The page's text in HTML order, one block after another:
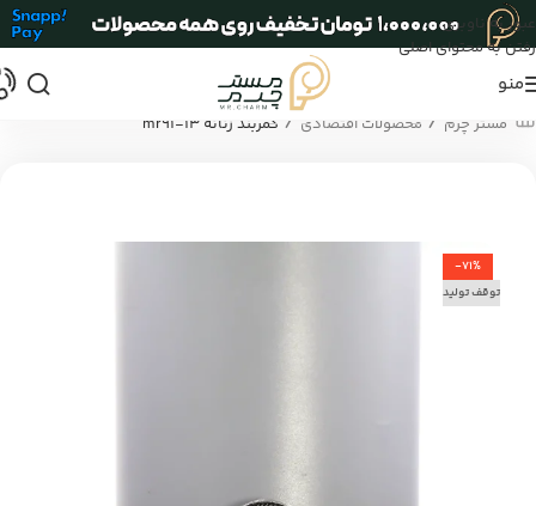
عبور به ناوبری
رفتن به محتوای اصلی
منو
مستر چرم / محصولات اقتصادی / کمربند زنانه mr91-13
-71%
توقف تولید